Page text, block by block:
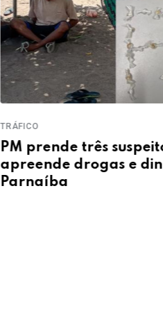
PRICIPIO DE INCÊNDIO
Curto-circuito
de incêndio em
Teresina